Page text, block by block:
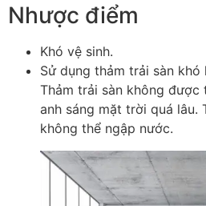
Nhược điểm
Khó vệ sinh.
Sử dụng thảm trải sàn khó
Thảm trải sàn không
anh sáng mặt trời quá lâu.
không thể ngập nước.